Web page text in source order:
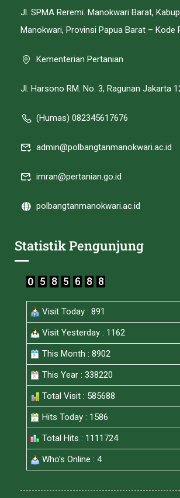
Jl. SPMA Reremi. Manokwari Barat,
Manokwari, Provinsi Papua Barat – Kode
Kementerian Pertanian
Jl. Harsono RM. No. 3, Ragunan Jakarta
(Humas) 082345617676
admin@polbangtanmanokwari.ac.id
imran@pertanian.go.id
polbangtanmanokwari.ac.id
Statistik Pengunjung
Visit Today : 891
Visit Yesterday : 1162
This Month : 8902
This Year : 338220
Total Visit : 585688
Hits Today : 1586
Total Hits : 1111724
Who's Online : 4